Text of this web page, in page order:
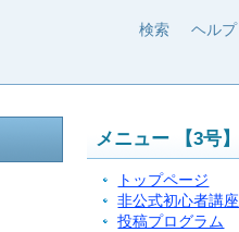
検索 ヘルプ
メニュー 【3号】
トップページ
非公式初心者講座
投稿プログラム